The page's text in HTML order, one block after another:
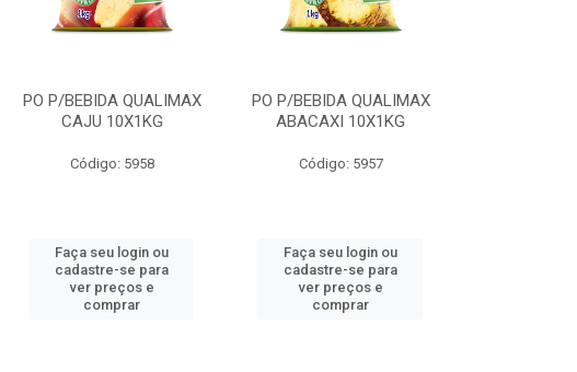
PO P/BEBIDA QUALIMAX
CAJU 10X1KG
Código: 5958
Faça seu login ou
cadastre-se para
ver preços e
comprar
PO P/BEBIDA QUALIMAX
ABACAXI 10X1KG
Código: 5957
Faça seu login ou
cadastre-se para
ver preços e
comprar